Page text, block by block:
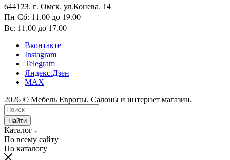
644123, г. Омск, ул.Конева, 14
Пн-Сб: 11.00 до 19.00
Вс: 11.00 до 17.00
Вконтакте
Instagram
Telegram
Яндекс.Дзен
MAX
2026 © Мебель Европы. Салоны и интернет магазин.
Найти
Каталог
По всему сайту
По каталогу